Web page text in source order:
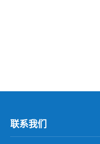
联系我们